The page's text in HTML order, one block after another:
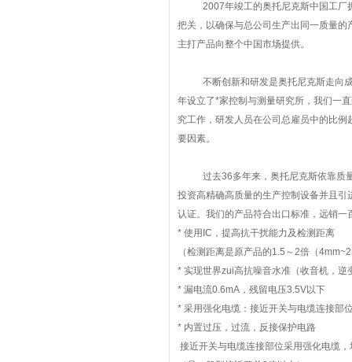
2007年竣工的奥托尼克斯中国工厂
把关，以确保与总公司生产出同一质量
主打产品向整个中国市场提供。
不断创新和研发是奥托尼克斯走向
年设立了*家控制与测量研究所，我们一
究工作，研发人员在公司总雇员中的比
要因素。
过去36多年来，奥托尼克斯依靠质
投资高精确高质量的生产控制设备并且
认证。我们的产品符合出口标准，远销
* 使用IC，提高抗干扰能力及检测距离
（检测距离是原产品的1.5～2倍（
* 实现世界zui高抗噪音水准（收音机，逆
* 漏电流0.6mA，残留电压3.5V以下
* 采用强化电缆：接近开关与电缆连接部
* 内置过压，过流，反接保护电路
接近开关与电缆连接部位采用强化电缆